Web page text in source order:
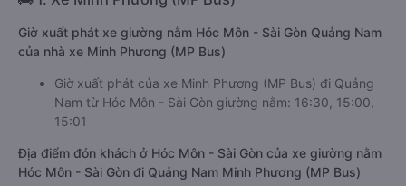
Giờ xuất phát xe giường nằm Hóc Môn - Sài Gòn Quảng Nam
của nhà xe Minh Phương (MP Bus)
Giờ xuất phát của xe Minh Phương (MP Bus) đi Quảng
Nam từ Hóc Môn - Sài Gòn giường nằm: 16:30, 15:00,
15:01
Địa điểm đón khách ở Hóc Môn - Sài Gòn của xe giường nằm
Hóc Môn - Sài Gòn đi Quảng Nam Minh Phương (MP Bus)